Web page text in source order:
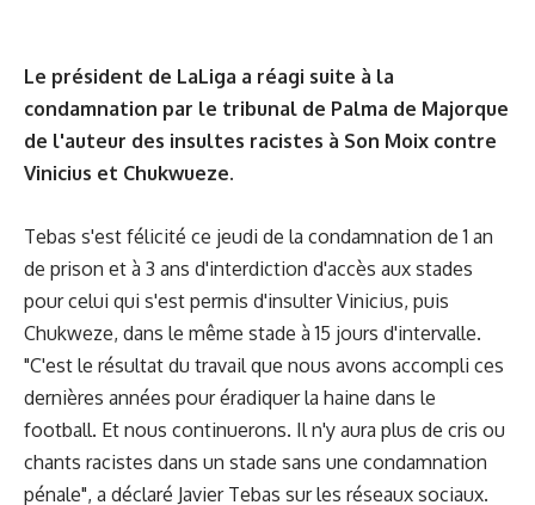
Le président de LaLiga a réagi suite à la
condamnation par le tribunal de Palma de Majorque
de l'auteur des insultes racistes à Son Moix contre
Vinicius et Chukwueze.
Tebas s'est félicité ce jeudi de la condamnation de 1 an
de prison et à 3 ans d'interdiction d'accès aux stades
pour celui qui s'est permis d'insulter Vinicius, puis
Chukweze, dans le même stade à 15 jours d'intervalle.
"C'est le résultat du travail que nous avons accompli ces
dernières années pour éradiquer la haine dans le
football. Et nous continuerons. Il n'y aura plus de cris ou
chants racistes dans un stade sans une condamnation
pénale", a déclaré Javier Tebas sur les réseaux sociaux.